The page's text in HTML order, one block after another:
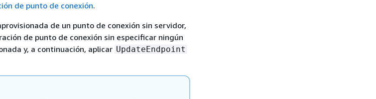
de punto de conexión.
de un punto de conexión sin servidor,
de punto de conexión sin especificar ningún
y, a continuación, aplicar UpdateEndpoint